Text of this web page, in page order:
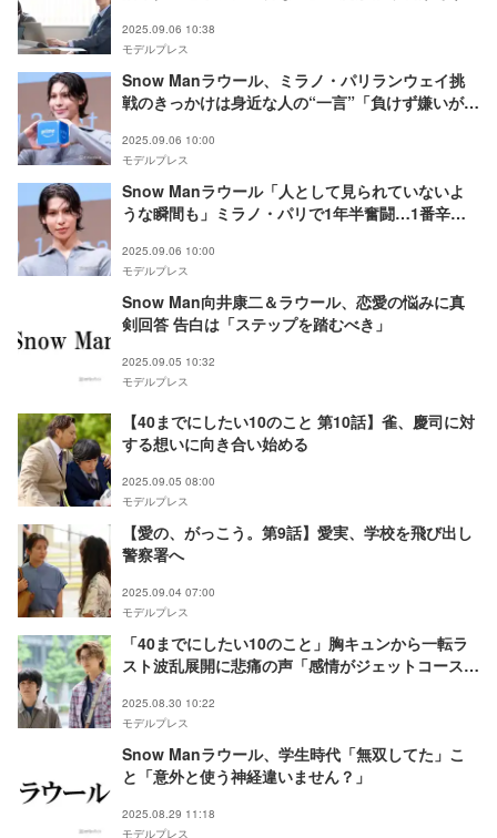
2025.09.06 10:38
モデルプレス
Snow Manラウール、ミラノ・パリランウェイ挑
戦のきっかけは身近な人の“一言”「負けず嫌いが高
2025.09.06 10:00
モデルプレス
Snow Manラウール「人として見られていないよ
うな瞬間も」ミラノ・パリで1年半奮闘…1番辛か
2025.09.06 10:00
モデルプレス
Snow Man向井康二＆ラウール、恋愛の悩みに真
剣回答 告白は「ステップを踏むべき」
2025.09.05 10:32
モデルプレス
【40までにしたい10のこと 第10話】雀、慶司に対
する想いに向き合い始める
2025.09.05 08:00
モデルプレス
【愛の、がっこう。第9話】愛実、学校を飛び出し
警察署へ
2025.09.04 07:00
モデルプレス
「40までにしたい10のこと」胸キュンから一転ラ
スト波乱展開に悲痛の声「感情がジェットコースタ
2025.08.30 10:22
モデルプレス
Snow Manラウール、学生時代「無双してた」こ
と「意外と使う神経違いません？」
2025.08.29 11:18
モデルプレス